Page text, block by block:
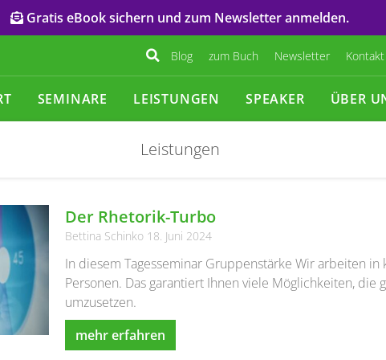
Gratis eBook sichern und zum Newsletter anmelden.
Blog zum Buch Newsletter Kontakt
SEMINARE LEISTUNGEN SPEAKER ÜBER
Leistungen
Der Rhetorik-Turbo
Bettina Schinko 18. Juni 2024
In diesem Tagesseminar Gruppenstärke Wir arbeiten
Personen. Das garantiert Ihnen viele Möglichkeiten, die
umzusetzen.
mehr erfahren